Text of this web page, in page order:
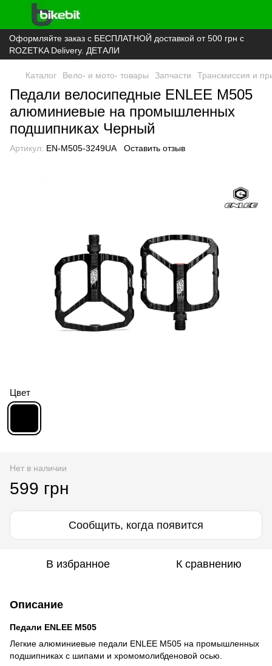
Оформляйте заказ с БЕСПЛАТНОЙ доставкой от 500 грн с
ROZETKA Delivery. ДЕТАЛИ
Каталог Вело- и мото- товары Запчасти Трансмиссия и
Педали велосипедные ENLEE M505
алюминиевые на промышленных
подшипниках Черный
Артикул: EN-M505-3249UA Оставить отзыв
Цвет
Нет в наличии
599 грн
Сообщить, когда появится
В избранное К сравнению
Описание
Педали ENLEE M505
Легкие алюминиевые педали ENLEE M505 на промышленных
подшипниках с шипами и хромомолибденовой осью.